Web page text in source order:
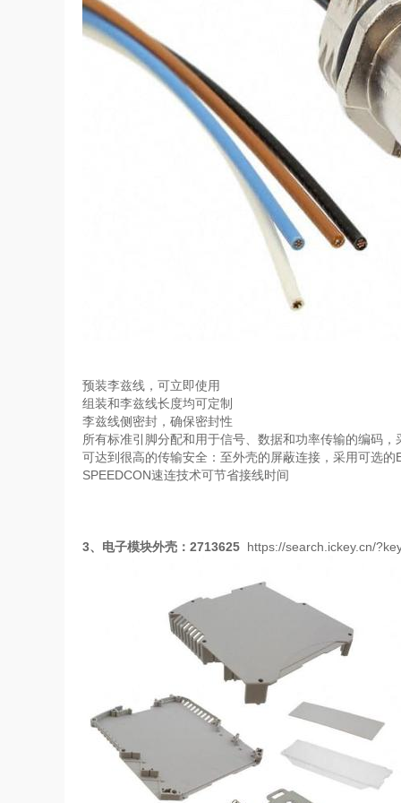
预装李兹线，可立即使用
组装和李兹线长度均可定制
李兹线侧密封，确保密封性
所有标准引脚分配和用于信号、数据和功率传输的编码，
可达到很高的传输安全：至外壳的屏蔽连接，采用可选的
SPEEDCON速连技术可节省接线时间
3、电子模块外壳： 2713625 https://search.ickey.cn/